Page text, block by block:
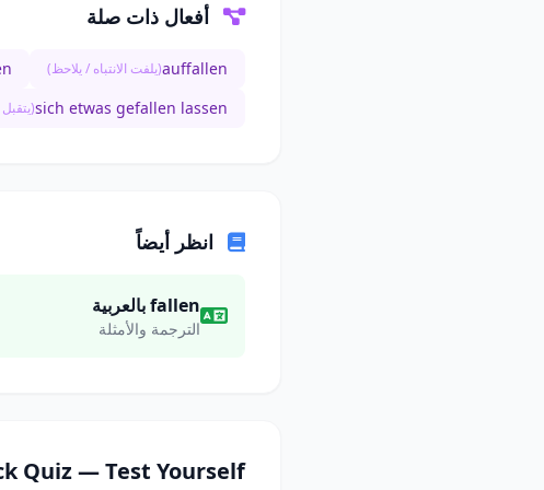
أفعال ذات صلة
auffallen(يلفت الانتباه / يلاحظ)
sich etwas gefallen lassen
انظر أيضاً
fallen بالعربية
الترجمة والأمثلة
Quiz — Test Yourself